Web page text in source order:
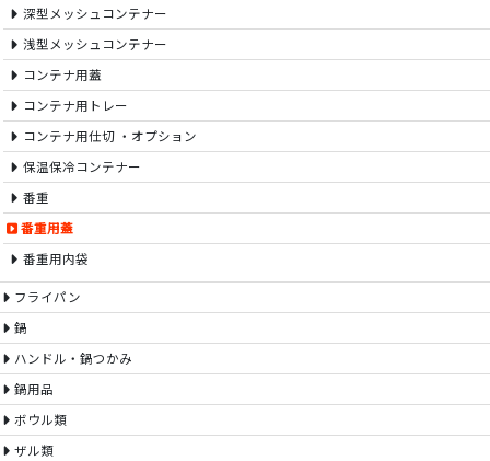
深型メッシュコンテナー
浅型メッシュコンテナー
コンテナ用蓋
コンテナ用トレー
コンテナ用仕切 ・オプション
保温保冷コンテナー
番重
番重用蓋
番重用内袋
フライパン
鍋
ハンドル・鍋つかみ
鍋用品
ボウル類
ザル類